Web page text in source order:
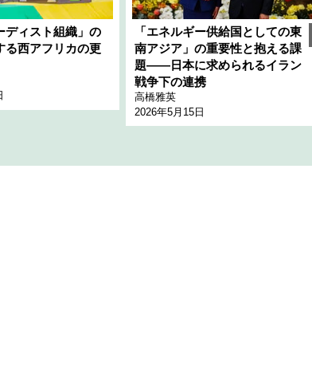
ディスト組織」の
る西アフリカの更
「エネルギー供給国としての東
南アジア」の重要性と抱える課
題――日本に求められるイラン
戦争下の連携
高橋雅英
2026年5月15日